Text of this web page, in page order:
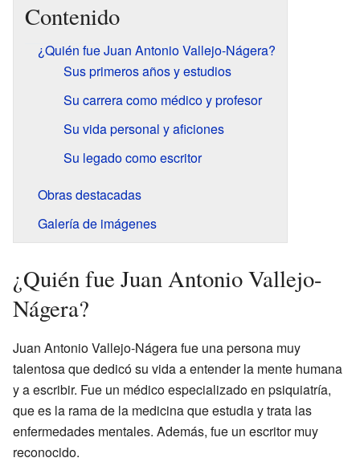
Contenido
¿Quién fue Juan Antonio Vallejo-Nágera?
Sus primeros años y estudios
Su carrera como médico y profesor
Su vida personal y aficiones
Su legado como escritor
Obras destacadas
Galería de imágenes
¿Quién fue Juan Antonio Vallejo-
Nágera?
Juan Antonio Vallejo-Nágera fue una persona muy
talentosa que dedicó su vida a entender la mente humana
y a escribir. Fue un médico especializado en psiquiatría,
que es la rama de la medicina que estudia y trata las
enfermedades mentales. Además, fue un escritor muy
reconocido.